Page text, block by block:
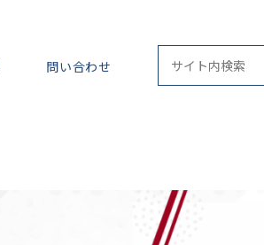
問い合わせ